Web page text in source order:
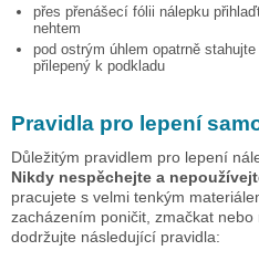
přes přenášecí fólii nálepku
nehtem
pod ostrým úhlem opatrně
přilepený k podkladu
Pravidla pro lepení
Důležitým pravidlem pro lepení
Nikdy nespěchejte a
pracujete s velmi tenkým
zacházením poničit, zmačkat
dodržujte následující pravidla: